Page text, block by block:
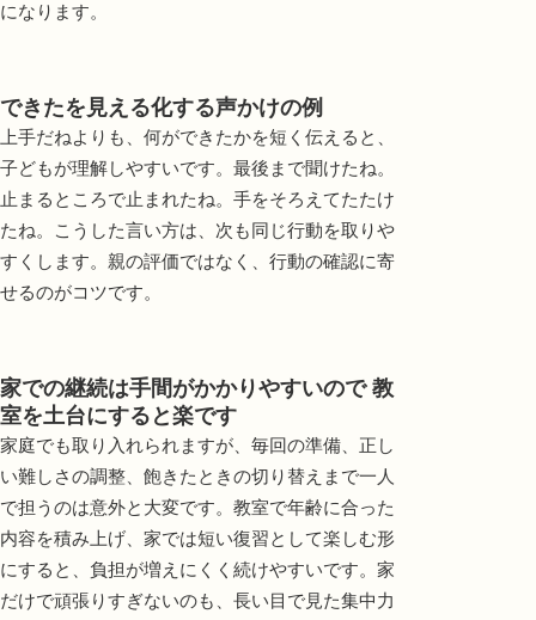
になります。
できたを見える化する声かけの例
上手だねよりも、何ができたかを短く伝えると、
子どもが理解しやすいです。最後まで聞けたね。
止まるところで止まれたね。手をそろえてたたけ
たね。こうした言い方は、次も同じ行動を取りや
すくします。親の評価ではなく、行動の確認に寄
せるのがコツです。
家での継続は手間がかかりやすいので 教
室を土台にすると楽です
家庭でも取り入れられますが、毎回の準備、正し
い難しさの調整、飽きたときの切り替えまで一人
で担うのは意外と大変です。教室で年齢に合った
内容を積み上げ、家では短い復習として楽しむ形
にすると、負担が増えにくく続けやすいです。家
だけで頑張りすぎないのも、長い目で見た集中力